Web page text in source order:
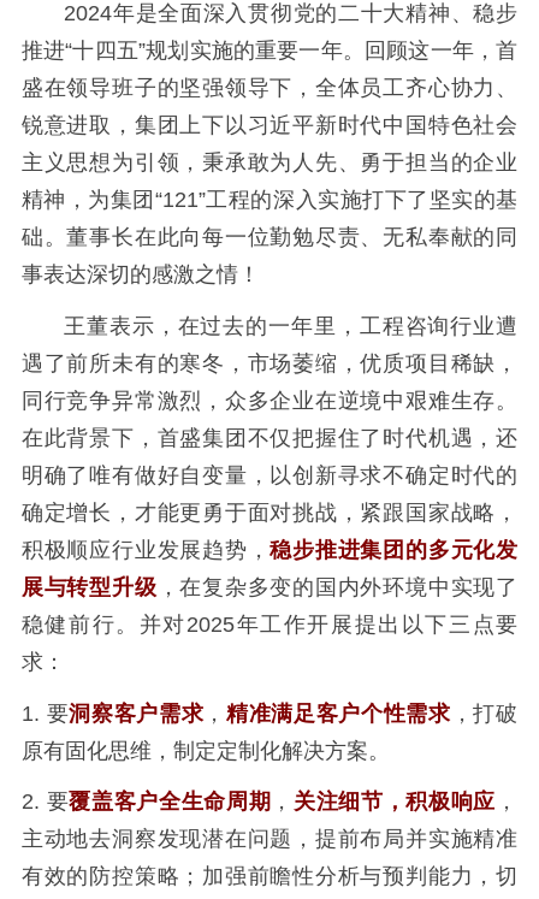
2024年是全面深入贯彻党的二十大精神、稳步
推进“十四五”规划实施的重要一年。回顾这一年，首
盛在领导班子的坚强领导下，全体员工齐心协力、
锐意进取，集团上下以习近平新时代中国特色社会
主义思想为引领，秉承敢为人先、勇于担当的企业
精神，为集团“121”工程的深入实施打下了坚实的基
础。董事长在此向每一位勤勉尽责、无私奉献的同
事表达深切的感激之情！
王董表示，在过去的一年里，工程咨询行业遭
遇了前所未有的寒冬，市场萎缩，优质项目稀缺，
同行竞争异常激烈，众多企业在逆境中艰难生存。
在此背景下，首盛集团不仅把握住了时代机遇，还
明确了唯有做好自变量，以创新寻求不确定时代的
确定增长，才能更勇于面对挑战，紧跟国家战略，
积极顺应行业发展趋势，稳步推进集团的多元化发
展与转型升级 ，在复杂多变的国内外环境中实现了
稳健前行。 并对2025年工作开展提出以下三点要
求：
1. 要洞察客户需求 ，精准满足客户个性需求 ，打破
原有固化思维，制定定制化解决方案。
2. 要覆盖客户全生命周期 ， 关注细节，积极响应 ，
主动地去洞察发现潜在问题，提前布局并实施精准
有效的防控策略；加强前瞻性分析与预判能力，切